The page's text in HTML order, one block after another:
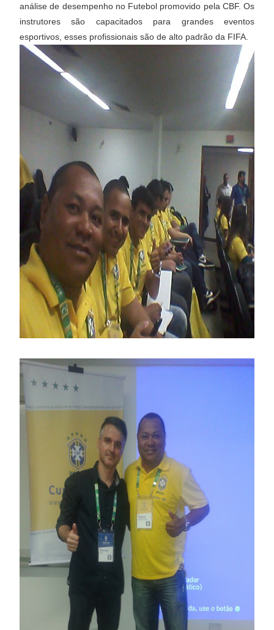
análise de desempenho no Futebol promovido pela CBF. Os
instrutores são capacitados para grandes eventos
esportivos, esses profissionais são de alto padrão da FIFA.